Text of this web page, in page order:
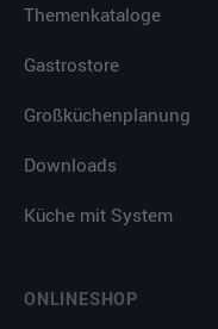
Themenkataloge
Gastrostore
Großküchenplanung
Downloads
Küche mit System
ONLINESHOP